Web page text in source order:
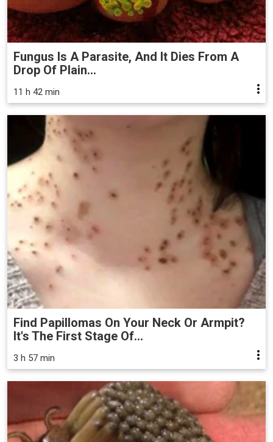
Fungus Is A Parasite, And It Dies From A
Drop Of Plain...
11 h 42 min
Find Papillomas On Your Neck Or Armpit?
It's The First Stage Of...
3 h 57 min